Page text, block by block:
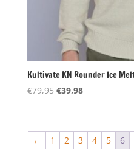
Kultivate KN Rounder Ice
€79,95 Oorspronkelijke
€79,95.
€39,98Huidige
€39,98.
← 1 2 3 4 5 6